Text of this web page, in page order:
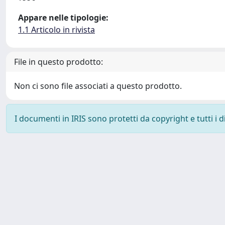
Appare nelle tipologie:
1.1 Articolo in rivista
File in questo prodotto:
Non ci sono file associati a questo prodotto.
I documenti in IRIS sono protetti da copyright e tutti i